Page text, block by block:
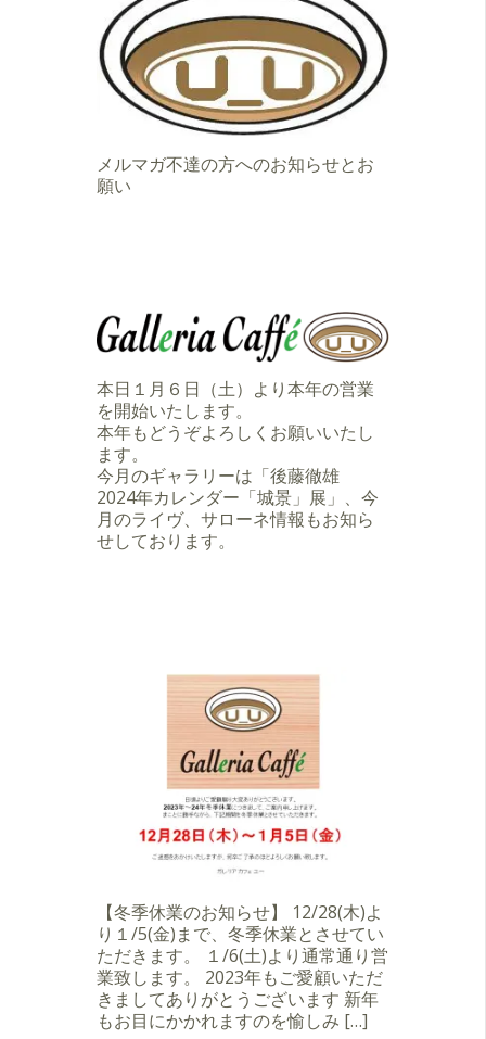
メルマガ不達の方へのお知らせとお
願い
本日１月６日（土）より本年の営業
を開始いたします。
本年もどうぞよろしくお願いいたし
ます。
今月のギャラリーは「後藤徹雄
2024年カレンダー「城景」展」、今
月のライヴ、サローネ情報もお知ら
せしております。
【冬季休業のお知らせ】 12/28(木)よ
り１/5(金)まで、冬季休業とさせてい
ただきます。 １/6(土)より通常通り営
業致します。 2023年もご愛顧いただ
きましてありがとうございます 新年
もお目にかかれますのを愉しみ […]